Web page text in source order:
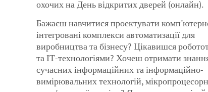
охочих на День відкритих дверей (онлайн).
Бажаєш навчитися проектувати
інтегровані комплекси автоматизації для
виробництва та бізнесу? Цікавишся
та ІТ-технологіями? Хочеш отримати
сучасних інформаційних та інформаційно-
вимірювальних технологій,